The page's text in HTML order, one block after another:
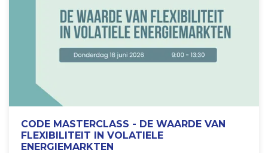
CODE MASTERCLASS - DE WAARDE VAN
FLEXIBILITEIT IN VOLATIELE
ENERGIEMARKTEN